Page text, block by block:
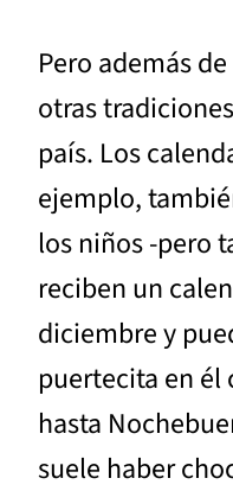
Pero además
otras
país. Los
ejemplo,
los niños -pero
reciben un
diciembre y
puertecita en él
hasta
suele haber